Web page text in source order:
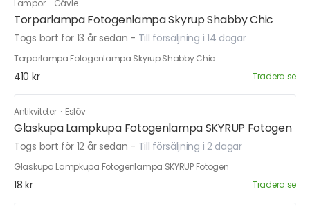
Lampor · Gävle
Torparlampa Fotogenlampa Skyrup Shabby Chic
Togs bort för 13 år sedan - Till försäljning i 14 dagar
Torparlampa Fotogenlampa Skyrup Shabby Chic
410 kr Tradera.se
Antikviteter · Eslöv
Glaskupa Lampkupa Fotogenlampa SKYRUP Fotogen
Togs bort för 12 år sedan - Till försäljning i 2 dagar
Glaskupa Lampkupa Fotogenlampa SKYRUP Fotogen
18 kr Tradera.se